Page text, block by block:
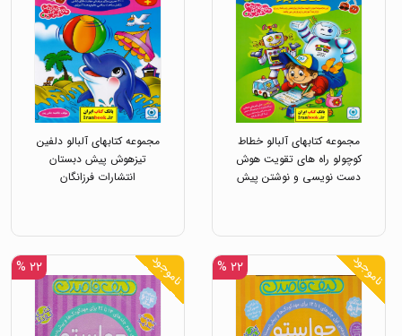
مجموعه کتابهای آلبالو خطاط
کوچولو راه های تقویت هوش
دست نویسی و نوشتن پیش
مجموعه کتابهای آلبالو دلفین
تیزهوش پیش دبستان
انتشارات فرزانگان
ناموجود ۲۲ % ناموجود ۲۲ %